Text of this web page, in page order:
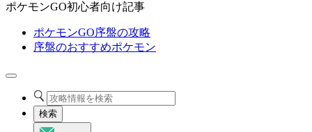
ポケモンGO初心者向け記事
ポケモンGO序盤の攻略
序盤のおすすめポケモン
検索